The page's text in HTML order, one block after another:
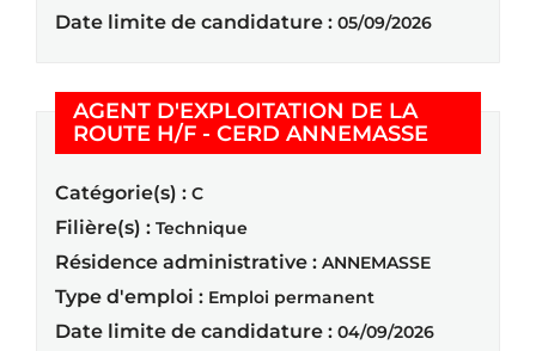
Date limite de candidature : 05/09/2026
AGENT D'EXPLOITATION DE LA
ROUTE H/F - CERD ANNEMASSE
Catégorie(s) : C
Filière(s) : Technique
Résidence administrative : ANNEMASSE
Type d'emploi : Emploi permanent
Date limite de candidature : 04/09/2026